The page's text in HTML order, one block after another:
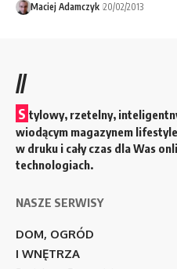
Maciej Adamczyk 20/02/2013
//
S tylowy, rzetelny,
wiodącym magazynem
w druku i cały czas dla Was
technologiach.
NASZE SERWISY
DOM, OGRÓD
I WNĘTRZA